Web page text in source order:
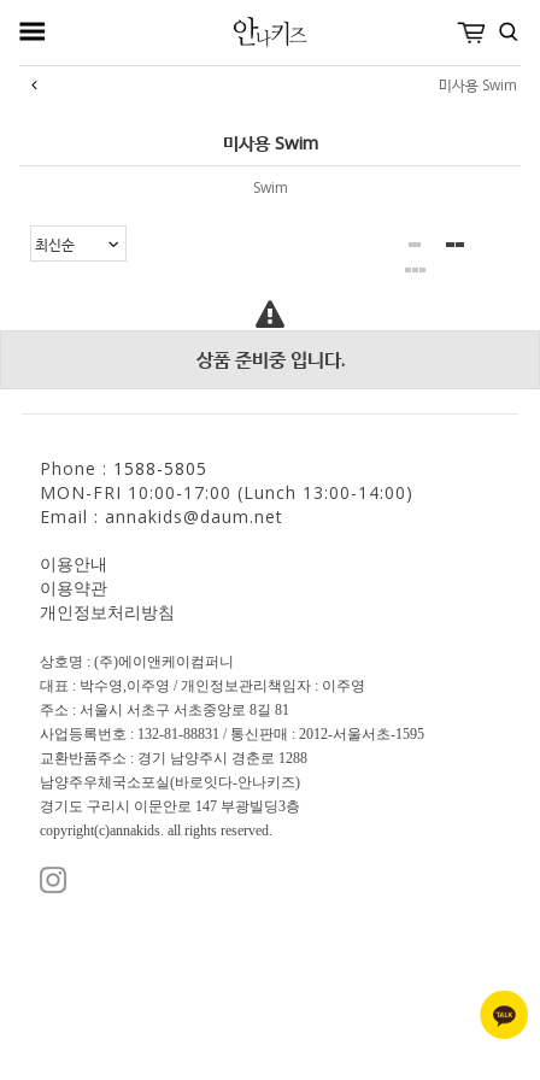
미사용 Swim
미사용 Swim
Swim
상품 준비중 입니다.
Phone : 1588-5805
MON-FRI 10:00-17:00 (Lunch 13:00-14:00)
Email : annakids@daum.net
이용안내
이용약관
개인정보처리방침
상호명 : (주)에이앤케이컴퍼니
대표 : 박수영,이주영 / 개인정보관리책임자 : 이주영
주소 : 서울시 서초구 서초중앙로 8길 81
사업등록번호 : 132-81-88831 / 통신판매 : 2012-서울서초-1595
교환반품주소 : 경기 남양주시 경춘로 1288
남양주우체국소포실(바로잇다-안나키즈)
경기도 구리시 이문안로 147 부광빌딩3층
copyright(c)annakids. all rights reserved.